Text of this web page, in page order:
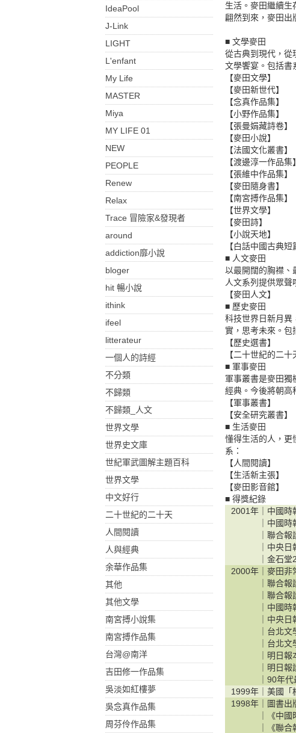
IdeaPool
J-Link
LIGHT
L'enfant
My Life
MASTER
Miya
MY LIFE 01
NEW
PEOPLE
Renew
Relax
Trace 冒險家&發現者
around
addiction靡小說
bloger
hit 暢小說
ithink
ifeel
litterateur
一個人的詩經
不分類
不歸類
不歸類_人文
世界文學
世界史文庫
世紀軍武圖解主題百科
世界文學
中文好行
二十世紀的二十天
人間閱讀
人與經典
余華作品集
其他
其他文學
南宮搏小說集
南宮搏作品集
台灣@南洋
吉田修一作品集
吳淡如紅樓夢
吳念真作品集
周芬伶作品集
生活。麥田繼續生
翩然到來，麥田出
■ 文學麥田
從古典到現代，從
文學饗宴。包括書
【麥田文學】
【麥田新世代】
【念真作品集】
【小野作品集】
【張曼娟藏詩卷】
【麥田小說】
【法國文化叢書】
【渡邊淳一作品集】
【張維中作品集】
【麥田隨身書】
【南宮搏作品集】
【世界文學】
【麥田詩】
【小說天地】
【白話中國古典短
■ 人文麥田
以最開闊的胸襟、
人文系列提供眾聲
【麥田人文】
■ 歷史麥田
科技世界日新月異
實，思考未來。包
【歷史選書】
【二十世紀的二十
■ 軍事麥田
軍事叢書是麥田獨
經典。今後將朝高
【軍事叢書】
【安全研究叢書】
■ 生活麥田
懂得生活的人，更
系：
【人間閱讀】
【生活新主張】
【麥田影音館】
■ 得獎紀錄
2001年｜ 中國時
中國時
聯合報
中央日
金石堂
2000年｜ 麥田非
聯合報
聯合報
中國時
中央日
台北文
台北文
明日報
明日報
90年代
1999年｜ 美國「
1998年｜
圖書出
《中
《聯